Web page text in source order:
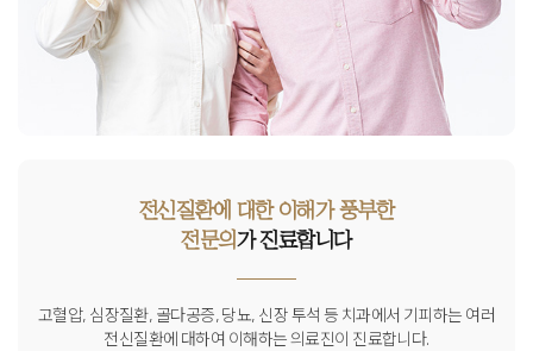
전신질환에 대한 이해가 풍부한
전문의가 진료합니다
고혈압, 심장질환, 골다공증, 당뇨, 신장 투석 등 치과에서 기피하는 여러
전신질환에 대하여 이해하는 의료진이 진료합니다.